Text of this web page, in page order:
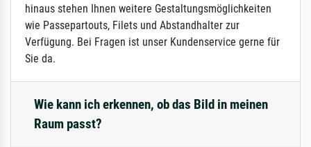
hinaus stehen Ihnen weitere Gestaltungsmöglichkeiten
wie Passepartouts, Filets und Abstandhalter zur
Verfügung. Bei Fragen ist unser Kundenservice gerne für
Sie da.
Wie kann ich erkennen, ob das Bild in meinen
Raum passt?